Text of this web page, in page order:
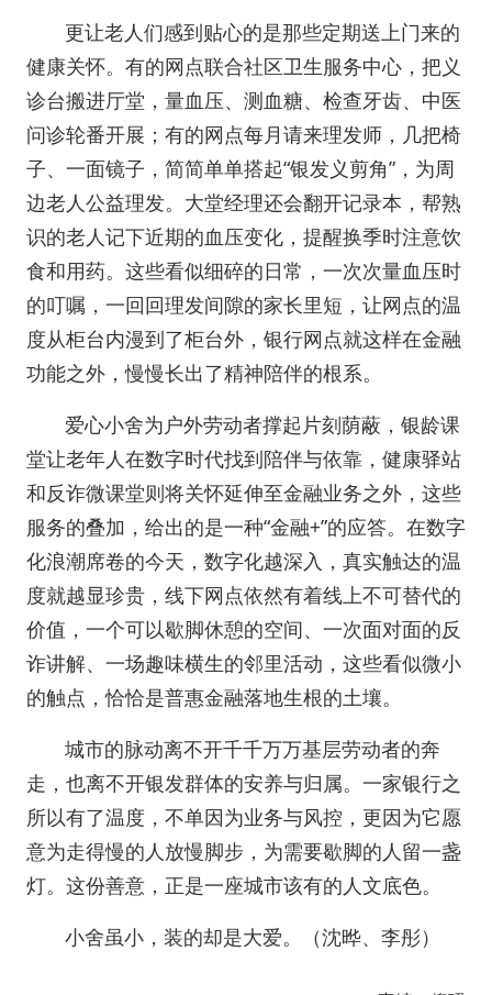
更让老人们感到贴心的是那些定期送上门来的
健康关怀。有的网点联合社区卫生服务中心，把义
诊台搬进厅堂，量血压、测血糖、检查牙齿、中医
问诊轮番开展；有的网点每月请来理发师，几把椅
子、一面镜子，简简单单搭起“银发义剪角”，为周
边老人公益理发。大堂经理还会翻开记录本，帮熟
识的老人记下近期的血压变化，提醒换季时注意饮
食和用药。这些看似细碎的日常，一次次量血压时
的叮嘱，一回回理发间隙的家长里短，让网点的温
度从柜台内漫到了柜台外，银行网点就这样在金融
功能之外，慢慢长出了精神陪伴的根系。
爱心小舍为户外劳动者撑起片刻荫蔽，银龄课
堂让老年人在数字时代找到陪伴与依靠，健康驿站
和反诈微课堂则将关怀延伸至金融业务之外，这些
服务的叠加，给出的是一种“金融+”的应答。在数字
化浪潮席卷的今天，数字化越深入，真实触达的温
度就越显珍贵，线下网点依然有着线上不可替代的
价值，一个可以歇脚休憩的空间、一次面对面的反
诈讲解、一场趣味横生的邻里活动，这些看似微小
的触点，恰恰是普惠金融落地生根的土壤。
城市的脉动离不开千千万万基层劳动者的奔
走，也离不开银发群体的安养与归属。一家银行之
所以有了温度，不单因为业务与风控，更因为它愿
意为走得慢的人放慢脚步，为需要歇脚的人留一盏
灯。这份善意，正是一座城市该有的人文底色。
小舍虽小，装的却是大爱。（沈晔、李彤）